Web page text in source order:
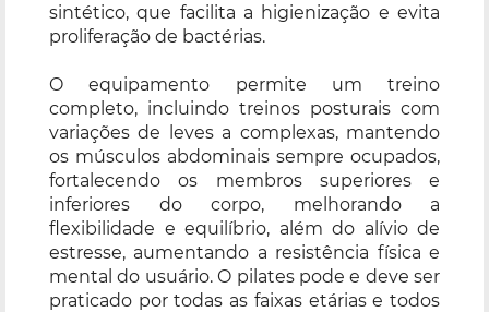
sintético, que facilita a higienização e evita
proliferação de bactérias.
O equipamento permite um treino
completo, incluindo treinos posturais com
variações de leves a complexas, mantendo
os músculos abdominais sempre ocupados,
fortalecendo os membros superiores e
inferiores do corpo, melhorando a
flexibilidade e equilíbrio, além do alívio de
estresse, aumentando a resistência física e
mental do usuário. O pilates pode e deve ser
praticado por todas as faixas etárias e todos